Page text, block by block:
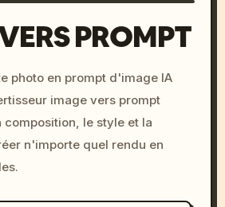
c, cyberpunk sunset, neon
colors, 8k --v 6.0
PROMPT
photo en prompt d'image IA
image vers prompt
composition, le style et la
n'importe quel rendu en